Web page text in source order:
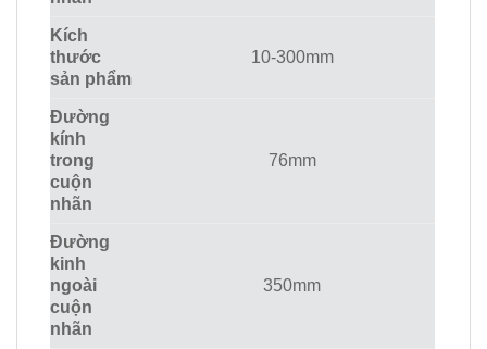
Kích
thước
sản phẩm
10-300mm
Đường
kính
trong
cuộn
nhãn
76mm
Đường
kinh
ngoài
cuộn
nhãn
350mm